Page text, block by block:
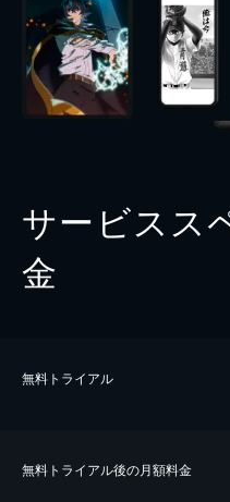
サービスス
金
無料トライアル
無料トライアル後の⽉額料金